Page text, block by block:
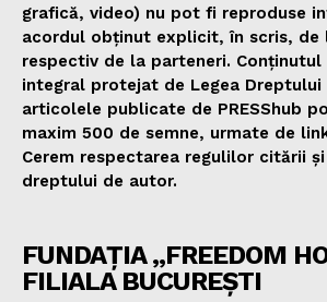
grafică, video) nu pot fi reproduse
acordul obținut explicit, în scris, de
respectiv de la parteneri.
integral protejat de Legea Dreptului
articolele publicate de PRESShub
maxim 500 de semne, urmate de
Cerem respectarea regulilor citării
dreptului de autor.
FUNDAȚIA „FREEDOM
FILIALA BUCUREȘTI